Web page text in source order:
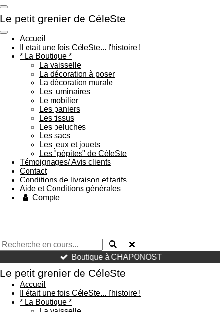
Passer
au
contenu
principal
Le petit grenier de CéleSte
Accueil
Il était une fois CéleSte... l'histoire !
* La Boutique *
La vaisselle
La décoration à poser
La décoration murale
Les luminaires
Le mobilier
Les paniers
Les tissus
Les peluches
Les sacs
Les jeux et jouets
Les "pépites" de CéleSte
Témoignages/ Avis clients
Contact
Conditions de livraison et tarifs
Aide et Conditions générales
Compte
Boutique à CHAPONOST
Le petit grenier de CéleSte
Accueil
Il était une fois CéleSte... l'histoire !
* La Boutique *